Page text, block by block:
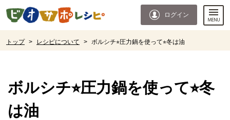
ページの先頭です。
ログイン
トップ > レシピについて > ボルシチ⭐︎圧力鍋を使って⭐︎冬は油
ボルシチ⭐︎圧力鍋を使って⭐︎冬
は油